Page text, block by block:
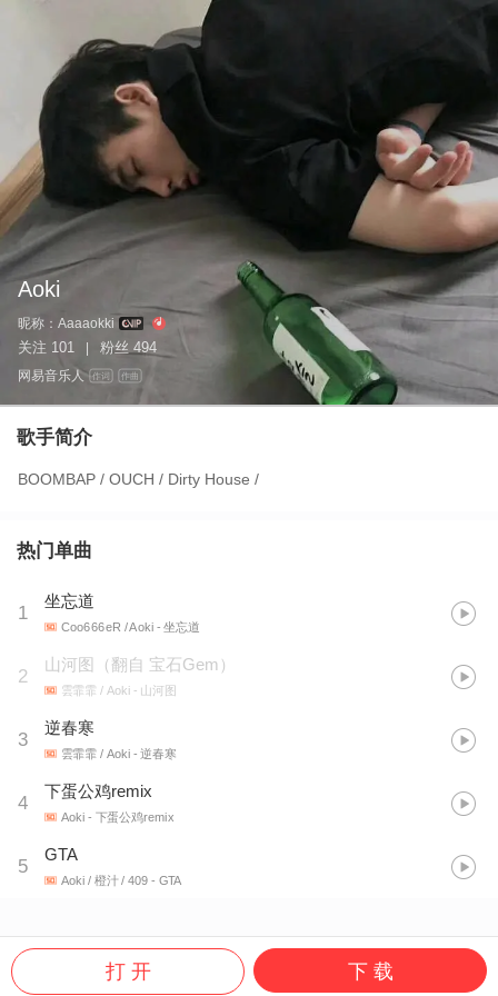
Aoki
昵称： Aaaaokki
关注 101 粉丝 494
网易音乐人 作词 作曲
歌手简介
BOOMBAP / OUCH / Dirty House /
热门单曲
1
坐忘道
Coo666eR / Aoki - 坐忘道
2
山河图（翻自 宝石Gem）
雲霏霏 / Aoki - 山河图
3
逆春寒
雲霏霏 / Aoki - 逆春寒
4
下蛋公鸡remix
Aoki - 下蛋公鸡remix
5
GTA
Aoki / 橙汁 / 409 - GTA
打 开 下 载